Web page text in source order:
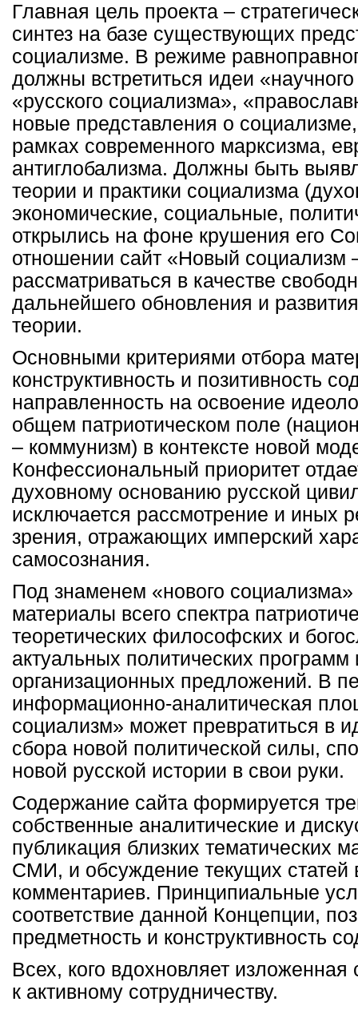
Главная цель проекта –
синтез на базе существующих
социализме. В режиме
должны встретиться идеи
«русского социализма»,
новые представления о
рамках современного марксизма,
антиглобализма. Должны быть
теории и практики социализма
экономические, социальные,
открылись на фоне крушения его
отношении сайт «Новый социализм
рассматриваться в качестве
дальнейшего обновления и
теории.
Основными критериями отбора
конструктивность и позитивность
направленность на освоение
общем патриотическом поле
– коммунизм) в контексте новой
Конфессиональный приоритет
духовному основанию русской
исключается рассмотрение и иных
зрения, отражающих имперский
самосознания.
Под знаменем «нового
материалы всего спектра
теоретических философских и
актуальных политических программ
организационных предложений. В
информационно-аналитическая
социализм» может превратиться в
сбора новой политической силы,
новой русской истории в свои руки.
Содержание сайта формируется
собственные аналитические и
публикация близких тематических
СМИ, и обсуждение текущих статей
комментариев. Принципиальные
соответствие данной Концепции,
предметность и конструктивность
Всех, кого вдохновляет изложенная
к активному сотрудничеству.